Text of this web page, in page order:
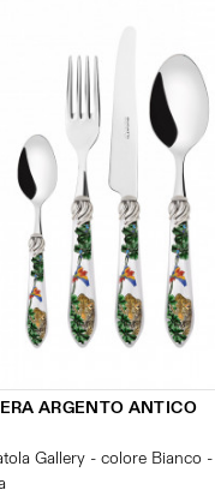
ARGENTO ANTICO
Gallery - colore Bianco -